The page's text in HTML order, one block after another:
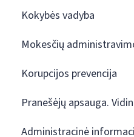
Kokybės vadyba
Mokesčių
Korupcijos prevencija
Pranešėjų apsauga.
Administracinė